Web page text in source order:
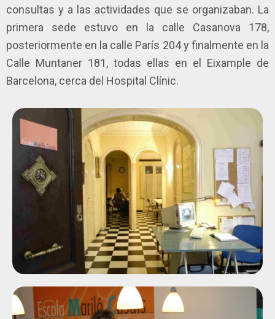
consultas y a las actividades que se organizaban. La
primera sede estuvo en la calle Casanova 178,
posteriormente en la calle París 204 y finalmente en la
Calle Muntaner 181, todas ellas en el Eixample de
Barcelona, cerca del Hospital Clínic.